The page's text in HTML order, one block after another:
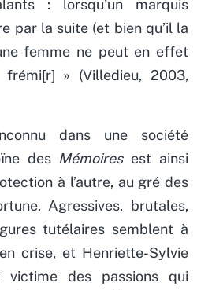
: lorsqu’un marquis
par la suite (et bien qu’il la
femme ne peut en effet
frémi[r] » (Villedieu, 2003,
dans une société
des Mémoires est ainsi
à l’autre, au gré des
Agressives, brutales,
tutélaires semblent à
crise, et Henriette-Sylvie
victime des passions qui